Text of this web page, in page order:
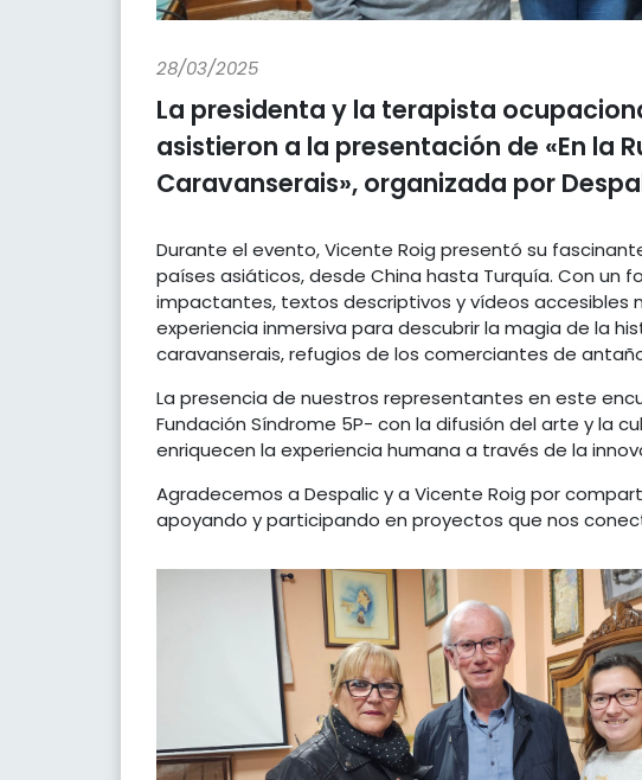
28/03/2025
La presidenta y la terapista
asistieron a la presentación de «En la
Caravanserais», organizada por
Durante el evento, Vicente Roig presentó su
países asiáticos, desde China hasta Turquía. Con un
impactantes, textos descriptivos y vídeos accesibles
experiencia inmersiva para descubrir la magia de la
caravanserais, refugios de los comerciantes de
La presencia de nuestros representantes en este
Fundación Síndrome 5P- con la difusión del arte y la
enriquecen la experiencia humana a través de la
Agradecemos a Despalic y a Vicente Roig por
apoyando y participando en proyectos que nos